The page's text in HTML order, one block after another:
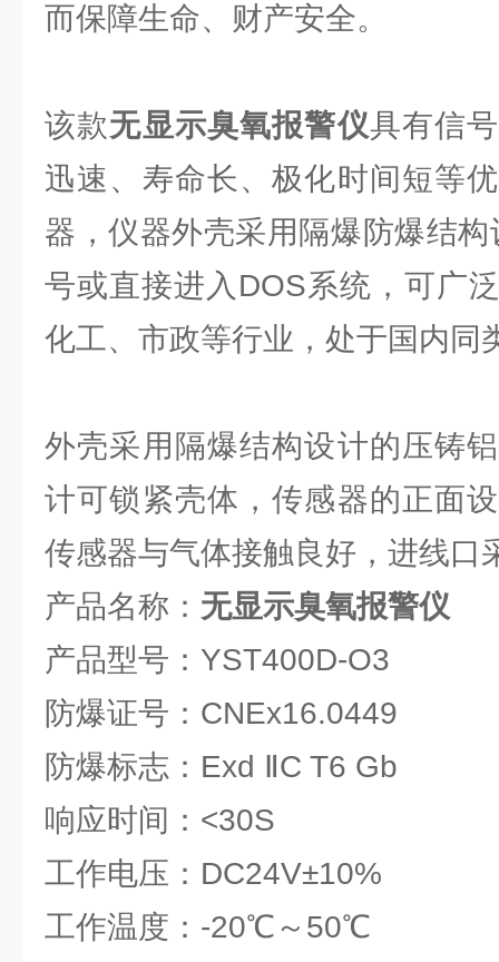
而保障生命、财产安全。
该款无显示臭氧报警仪具有信
迅速、寿命长、极化时间短等
器，仪器外壳采用隔爆防爆结
号或直接进入DOS系统，可广
化工、市政等行业，处于国内同
外壳采用隔爆结构设计的压铸
计可锁紧壳体，传感器的正面
传感器与气体接触良好，进线口
产品名称： 无显示臭氧报警仪
产品型号：YST400D-O3
防爆证号：CNEx16.0449
防爆标志：Exd ⅡC T6 Gb
响应时间：<30S
工作电压：DC24V±10%
工作温度：-20℃～50℃